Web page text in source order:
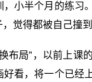
小半个月的练习
觉得都被自己撞到
布局”，以前上课
看，将一个已经